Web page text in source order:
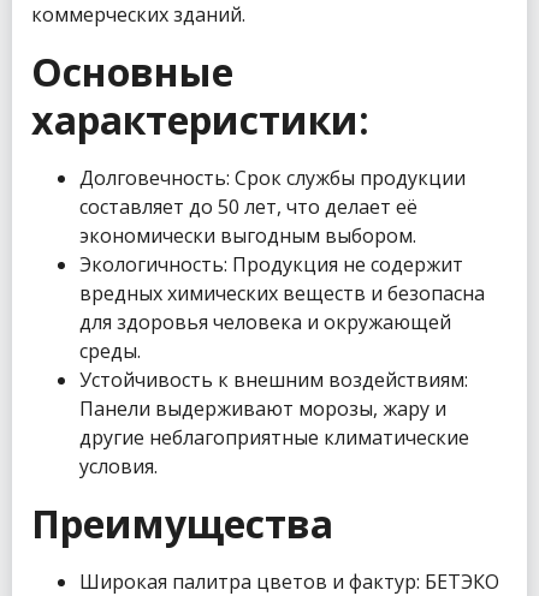
коммерческих зданий.
Основные
характеристики:
Долговечность: Срок службы продукции
составляет до 50 лет, что делает её
экономически выгодным выбором.
Экологичность: Продукция не содержит
вредных химических веществ и безопасна
для здоровья человека и окружающей
среды.
Устойчивость к внешним воздействиям:
Панели выдерживают морозы, жару и
другие неблагоприятные климатические
условия.
Преимущества
Широкая палитра цветов и фактур: БЕТЭКО